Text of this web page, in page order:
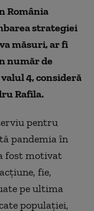
România
strategiei
măsuri, ar fi
număr de
4, consideră
Rafila.
pentru
pandemia în
fost motivat
fie,
pe ultima
populației,